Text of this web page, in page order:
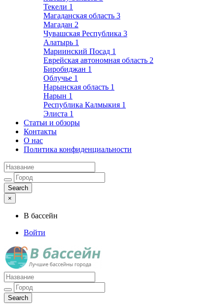
Текели 1
Магаданская область 3
Магадан 2
Чувашская Республика 3
Алатырь 1
Мариинский Посад 1
Еврейская автономная область 2
Биробиджан 1
Облучье 1
Нарынская область 1
Нарын 1
Республика Калмыкия 1
Элиста 1
Статьи и обзоры
Контакты
О нас
Политика конфиденциальности
×
В бассейн
Войти
Лучшие бассейны города